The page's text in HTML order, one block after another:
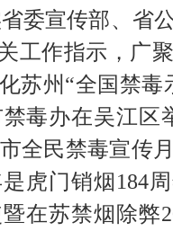
委宣传部、省
工作指示，广
苏州“全国禁毒
毒办在吴江区
全民禁毒宣传
虎门销烟184
在苏禁烟除弊